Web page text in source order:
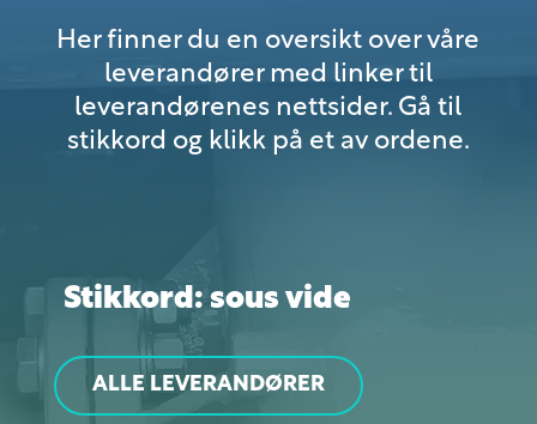
Her finner du en oversikt over våre
leverandører med linker til
leverandørenes nettsider. Gå til
stikkord og klikk på et av ordene.
Stikkord: sous vide
ALLE LEVERANDØRER